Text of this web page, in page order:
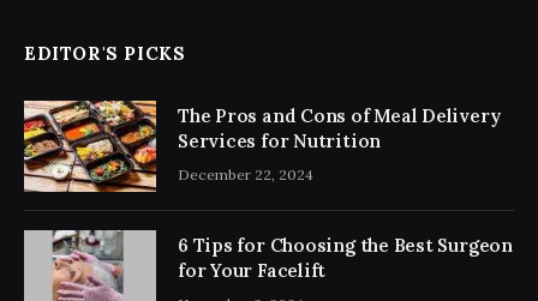
EDITOR'S PICKS
The Pros and Cons of Meal Delivery
Services for Nutrition
December 22, 2024
6 Tips for Choosing the Best Surgeon
for Your Facelift